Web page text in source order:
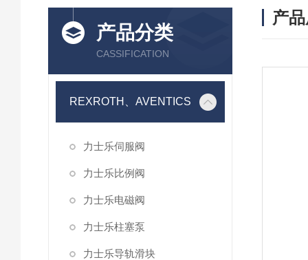
产品分类
CASSIFICATION
REXROTH、AVENTICS
力士乐伺服阀
力士乐比例阀
力士乐电磁阀
力士乐柱塞泵
力士乐导轨滑块
产